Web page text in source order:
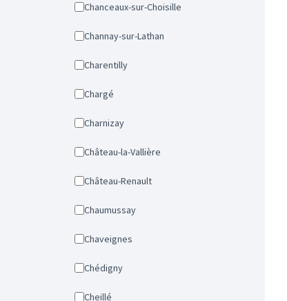
Chanceaux-sur-Choisille
Channay-sur-Lathan
Charentilly
Chargé
Charnizay
Château-la-Vallière
Château-Renault
Chaumussay
Chaveignes
Chédigny
Cheillé